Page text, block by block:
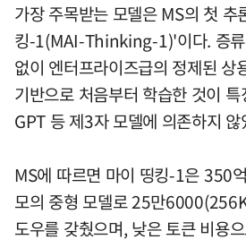
가장 주목받는 모델은 MS의 첫 추
킹-1(MAI-Thinking-1)'이다. 증
없이 엔터프라이즈급의 정제된 상
기반으로 처음부터 학습한 것이
GPT 등 제3자 모델에 의존하지
MS에 따르면 마이 띵킹-1은 350
모의 중형 모델로 25만
도우를 갖췄으며, 낮은 토큰 비용